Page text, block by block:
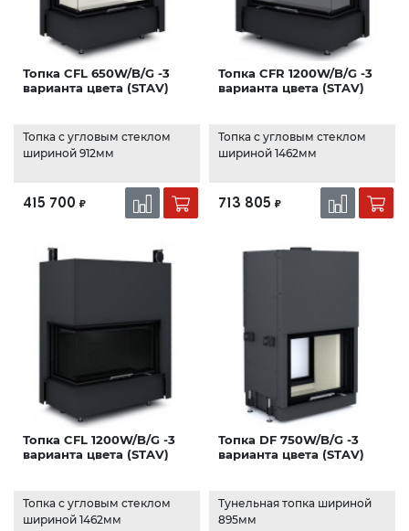
Топка CFL 650W/B/G -3
варианта цвета (STAV)
Топка с угловым стеклом
шириной 912мм
415 700 ₽
Топка CFR 1200W/B/G -3
варианта цвета (STAV)
Топка с угловым стеклом
шириной 1462мм
713 805 ₽
Топка CFL 1200W/B/G -3
варианта цвета (STAV)
Топка с угловым стеклом
шириной 1462мм
Топка DF 750W/B/G -3
варианта цвета (STAV)
Тунельная топка шириной
895мм